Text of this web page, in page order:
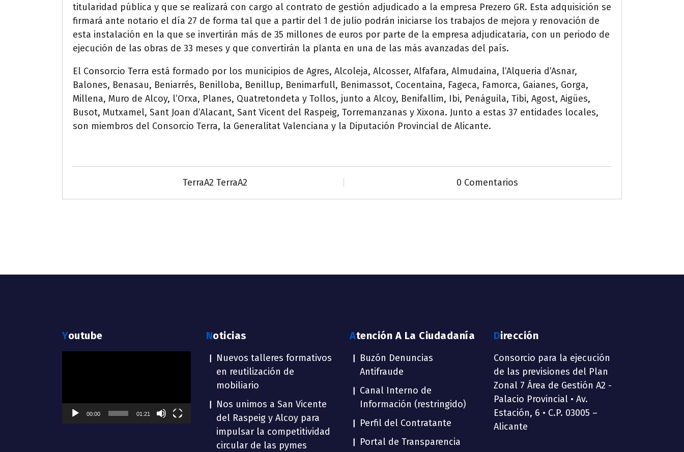
titularidad pública y que se realizará con cargo al contrato de gestión adjudicado a la empresa Prezero GR. Esta adquisición se
firmará ante notario el día 27 de forma tal que a partir del 1 de julio podrán iniciarse los trabajos de mejora y renovación de
esta instalación en la que se invertirán más de 35 millones de euros por parte de la empresa adjudicataria, con un periodo de
ejecución de las obras de 33 meses y que convertirán la planta en una de las más avanzadas del país.
El Consorcio Terra está formado por los municipios de Agres, Alcoleja, Alcosser, Alfafara, Almudaina, l’Alqueria d’Asnar,
Balones, Benasau, Beniarrés, Benilloba, Benillup, Benimarfull, Benimassot, Cocentaina, Fageca, Famorca, Gaianes, Gorga,
Millena, Muro de Alcoy, l’Orxa, Planes, Quatretondeta y Tollos, junto a Alcoy, Benifallim, Ibi, Penáguila, Tibi, Agost, Aigües,
Busot, Mutxamel, Sant Joan d’Alacant, Sant Vicent del Raspeig, Torremanzanas y Xixona. Junto a estas 37 entidades locales,
son miembros del Consorcio Terra, la Generalitat Valenciana y la Diputación Provincial de Alicante.
TerraA2 TerraA2 0 Comentarios
Youtube
00:00 01:21
Noticias
Nuevos talleres formativos
en reutilización de
mobiliario
Nos unimos a San Vicente
del Raspeig y Alcoy para
impulsar la competitividad
circular de las pymes
Atención A La Ciudadanía
Buzón Denuncias
Antifraude
Canal Interno de
Información (restringido)
Perfil del Contratante
Portal de Transparencia
Dirección
Consorcio para la ejecución
de las previsiones del Plan
Zonal 7 Área de Gestión A2 -
Palacio Provincial • Av.
Estación, 6 • C.P. 03005 –
Alicante